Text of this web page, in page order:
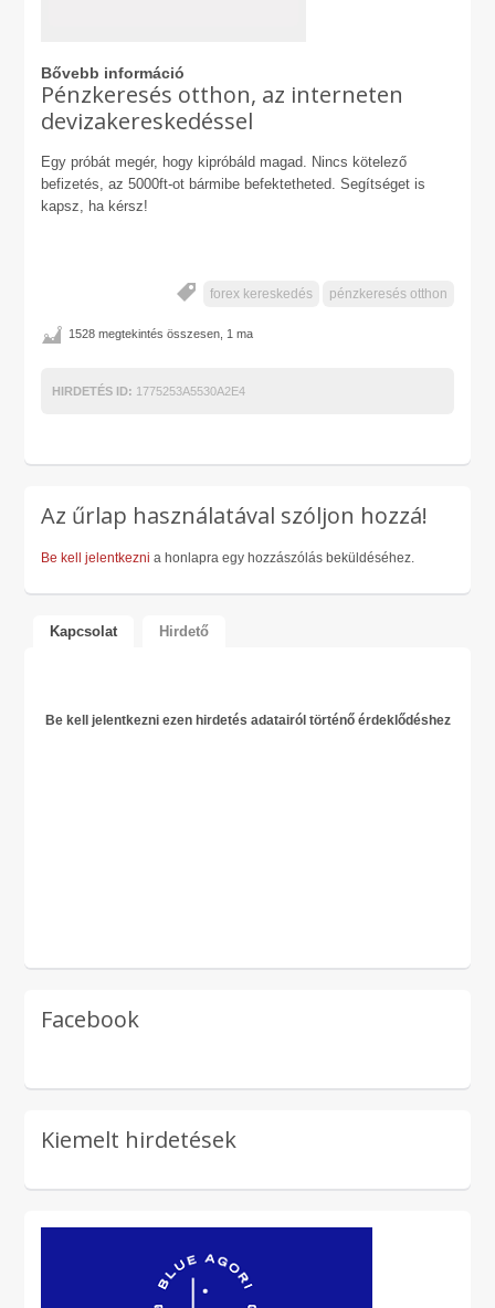
Bővebb információ
Pénzkeresés otthon, az interneten
devizakereskedéssel
Egy próbát megér, hogy kipróbáld magad. Nincs kötelező
befizetés, az 5000ft-ot bármibe befektetheted. Segítséget is
kapsz, ha kérsz!
forex kereskedés pénzkeresés otthon
1528 megtekintés összesen, 1 ma
HIRDETÉS ID: 1775253A5530A2E4
Az űrlap használatával szóljon hozzá!
Be kell jelentkezni a honlapra egy hozzászólás beküldéséhez.
Kapcsolat Hirdető
Be kell jelentkezni ezen hirdetés adatairól történő érdeklődéshez
Facebook
Kiemelt hirdetések